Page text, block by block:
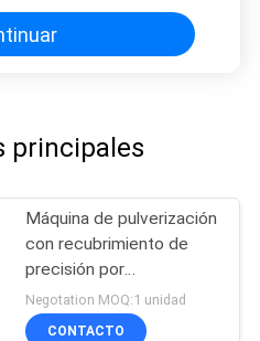
principales
Máquina de pulverización
con recubrimiento de
precisión por
ultrasonidos
Negotation MOQ:1 unidad
CONTACTO